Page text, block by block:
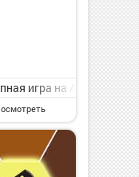
Draughts) на Андроид
игра на Андроид -